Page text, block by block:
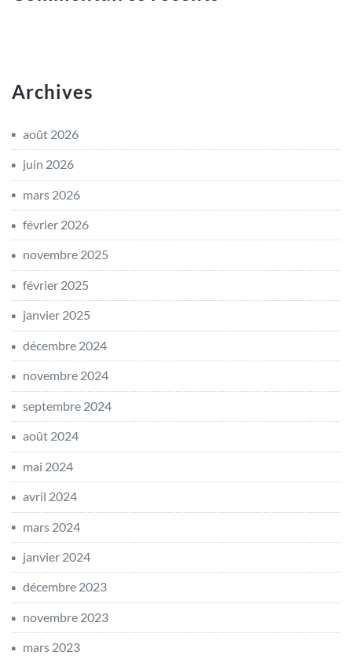
Archives
août 2026
juin 2026
mars 2026
février 2026
novembre 2025
février 2025
janvier 2025
décembre 2024
novembre 2024
septembre 2024
août 2024
mai 2024
avril 2024
mars 2024
janvier 2024
décembre 2023
novembre 2023
mars 2023